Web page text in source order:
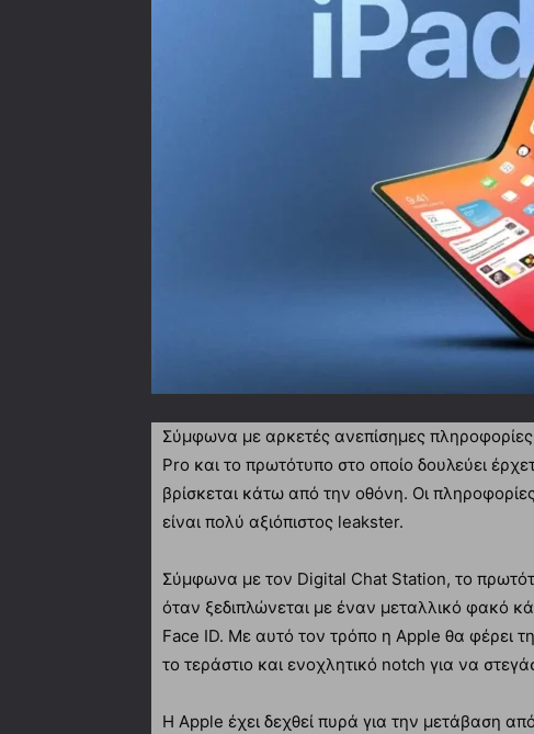
Σύμφωνα με αρκετές ανεπίσημες
Pro και το πρωτότυπο στο οποίο δουλεύει
βρίσκεται κάτω από την οθόνη. Οι
είναι πολύ αξιόπιστος leakster.
Σύμφωνα με τον Digital Chat Station, το
όταν ξεδιπλώνεται με έναν μεταλλικό φακό
Face ID. Με αυτό τον τρόπο η Apple θα φέρει
το τεράστιο και ενοχλητικό notch για να
Η Apple έχει δεχθεί πυρά για την μετάβαση